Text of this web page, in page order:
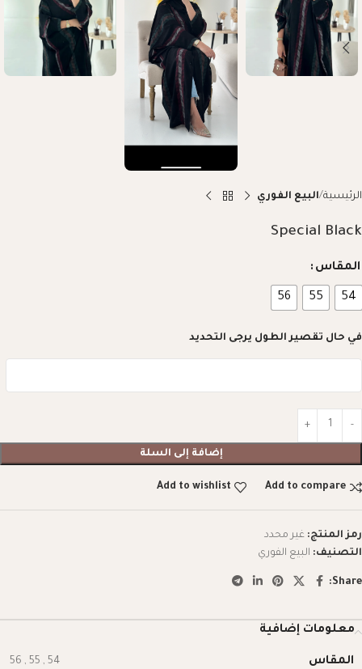
الرئيسية البيع الفوري
Special Black
المقاس
54
55
56
في حال تقصير الطول يرجى التحديد
إضافة إلى السلة
Add to compare
Add to wishlist
رمز المنتج: غير محدد
التصنيف: البيع الفوري
Share:
معلومات إضافية
المقاس 54
,
55
,
56